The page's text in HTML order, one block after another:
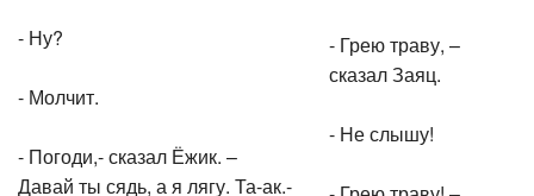
- Ну?
- Молчит.
- Погоди,- сказал Ёжик. –
Давай ты сядь, а я лягу. Та-ак.-
- Грею траву, –
сказал Заяц.
- Не слышу!